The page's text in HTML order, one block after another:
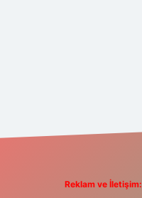
Reklam ve İletişim: